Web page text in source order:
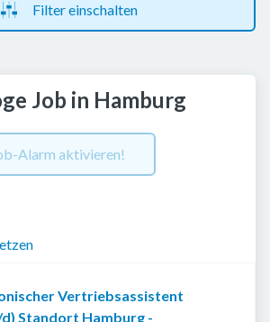
Filter einschalten
Job in Hamburg
Alarm aktivieren!
Vertriebsassistent
Standort Hamburg -